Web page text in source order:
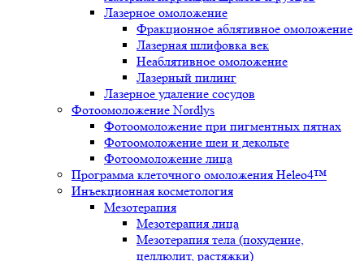
Лазерное омоложение
Фракционное аблятивное омоложение
Лазерная шлифовка век
Неаблятивное омоложение
Лазерный пилинг
Лазерное удаление сосудов
Фотоомоложение Nordlys
Фотоомоложение при пигментных пятнах
Фотоомоложение шеи и декольте
Фотоомоложение лица
Программа клеточного омоложения Heleo4™
Инъекционная косметология
Мезотерапия
Мезотерапия лица
Мезотерапия тела (похудение,
целлюлит, растяжки)